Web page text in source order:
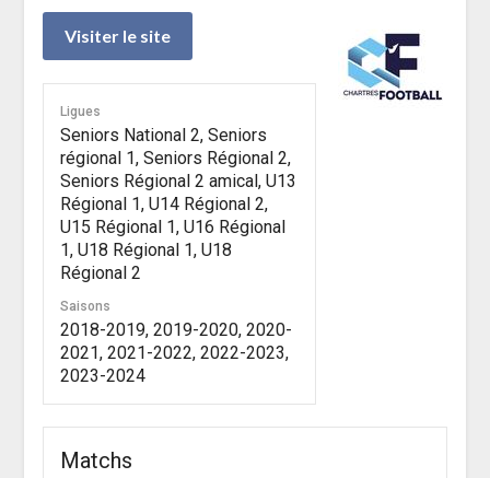
Ligues
Seniors National 2, Seniors
régional 1, Seniors Régional 2,
Seniors Régional 2 amical, U13
Régional 1, U14 Régional 2,
U15 Régional 1, U16 Régional
1, U18 Régional 1, U18
Régional 2
Saisons
2018-2019, 2019-2020, 2020-
2021, 2021-2022, 2022-2023,
2023-2024
Matchs